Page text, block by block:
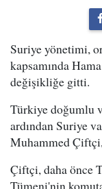
Suriye yönetimi,
kapsamında
değişikliğe gitti.
Türkiye doğumlu
ardından Suriye
Muhammed
Çiftçi, daha önce
Tümeni'nin